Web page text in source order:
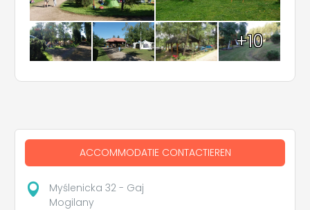
+10
ACCOMMODATIE CONTACTIEREN
Myślenicka 32 - Gaj
Mogilany